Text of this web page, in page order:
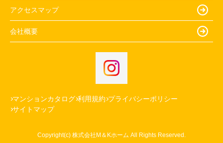
アクセスマップ
会社概要
マンションカタログ 利用規約 プライバシーポリシー
サイトマップ
Copyright(c) 株式会社M＆Kホーム All Rights Reserved.